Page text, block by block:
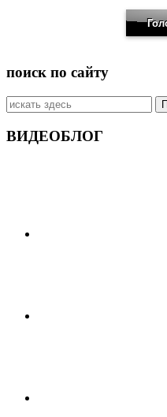
поиск по сайту
Искать:
ВИДЕОБЛОГ